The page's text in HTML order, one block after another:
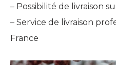
– Possibilité de livraison
– Service de livraison
France